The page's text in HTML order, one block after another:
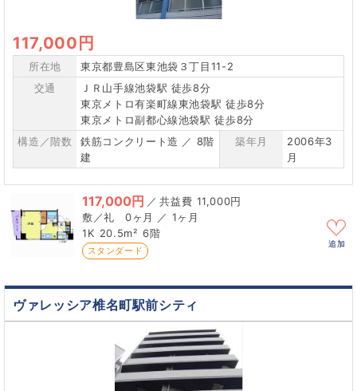
117,000円
所在地
東京都豊島区東池袋３丁目11-2
交通
ＪＲ山手線池袋駅 徒歩8分
東京メトロ有楽町線東池袋駅 徒歩8分
東京メトロ副都心線池袋駅 徒歩8分
構造／階数
鉄筋コンクリート造 ／ 8階
建
築年月
2006年3
月
117,000円 ／
11,000円
0ヶ月 ／ 1ヶ月
1K 20.5m² 6階
スタンダード
追加
ヴァレッシア椎名町駅前シティ